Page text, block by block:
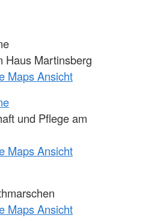
Haus Martinsberg
Maps Ansicht
und Pflege am
Maps Ansicht
Maps Ansicht